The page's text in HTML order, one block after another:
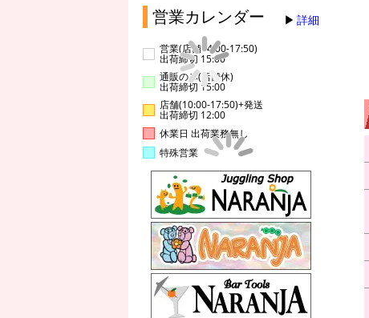
営業カレンダー 詳細
営業(店舗14:00-17:50)
出荷締切 15:00
通販のみ(店舗休)
出荷締切 15:00
店舗(10:00-17:50)+発送
出荷締切 12:00
休業日 出荷業務無し
特殊営業